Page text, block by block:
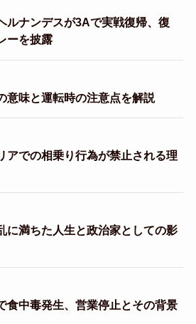
ルナンデスが3Aで実戦復帰、復
ーを披露
意味と運転時の注意点を解説
アでの相乗り行為が禁止される理
に満ちた人生と政治家としての影
食中毒発生、営業停止とその背景